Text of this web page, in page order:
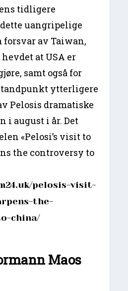
tidligere
uangripelige
av Taiwan,
at USA er
samt også for
ytterligere
Pelosis dramatiske
i august i år. Det
«Pelosi’s visit to
the controversy to
pelosis-visit-
the-
china/
Maos